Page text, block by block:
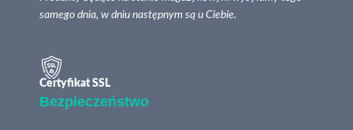
samego dnia, w dniu następnym są u Ciebie.
Certyfikat SSL
Bezpieczeństwo